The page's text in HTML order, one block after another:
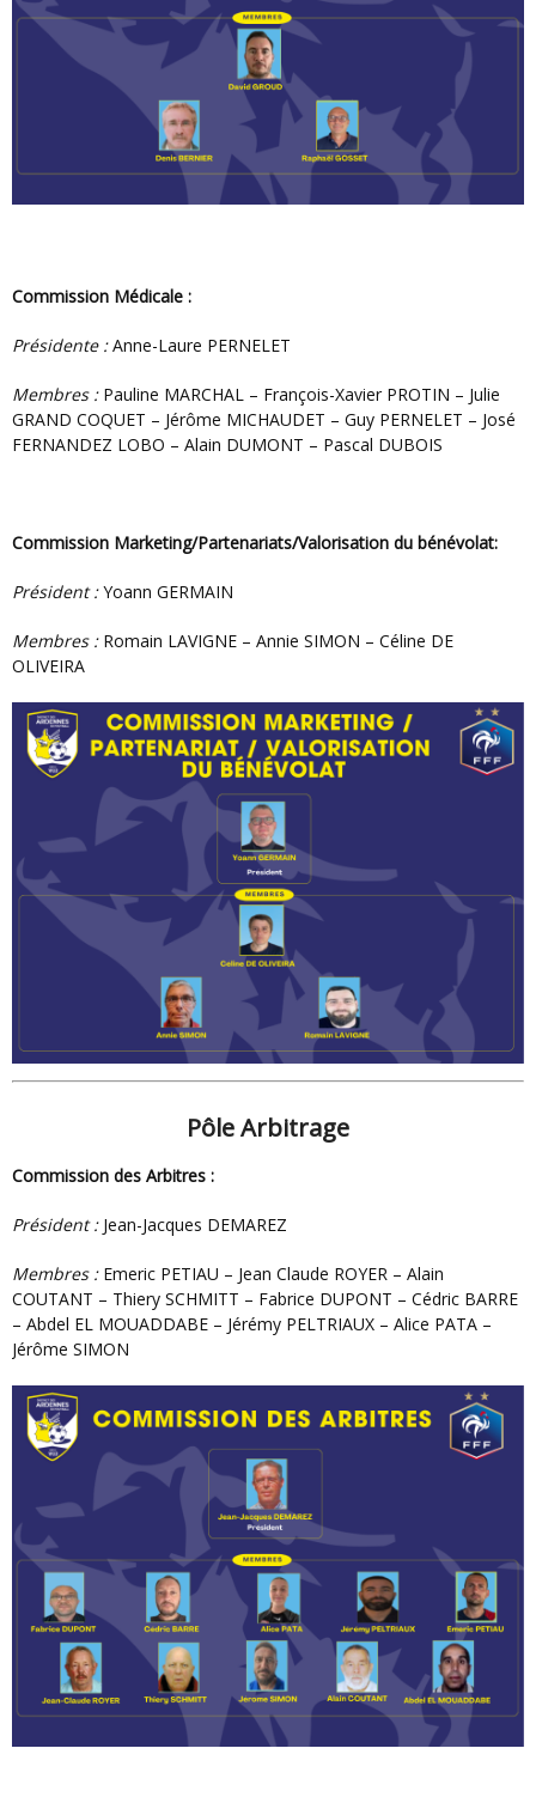
Commission Médicale :
Présidente :Anne-Laure PERNELET
Membres :Pauline MARCHAL – François-Xavier PROTIN – Julie
GRAND COQUET – Jérôme MICHAUDET – Guy PERNELET – José
FERNANDEZ LOBO – Alain DUMONT – Pascal DUBOIS
Commission Marketing/Partenariats/Valorisation du bénévolat:
Président :Yoann GERMAIN
Membres :Romain LAVIGNE – Annie SIMON – Céline DE
OLIVEIRA
Pôle Arbitrage
Commission des Arbitres :
Président :Jean-Jacques DEMAREZ
Membres :Emeric PETIAU – Jean Claude ROYER – Alain
COUTANT – Thiery SCHMITT – Fabrice DUPONT – Cédric BARRE
– Abdel EL MOUADDABE – Jérémy PELTRIAUX – Alice PATA –
Jérôme SIMON